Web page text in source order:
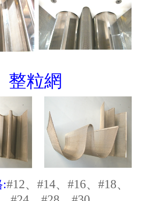
整粒網
:#12、#14、#16、#18、